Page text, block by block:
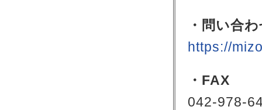
・問い合
https://
・FAX
042-978-